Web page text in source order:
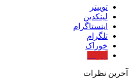
توییتر
لینکدین
اینستاگرام
تلگرام
خوراک
آخرین نظرات